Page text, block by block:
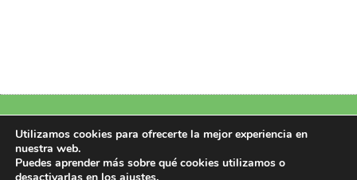
Política de Privacidad |Política de Cookies |Aviso Legal|Más información
Copyright 2026 © Design by Perfectoweb.Net
Utilizamos cookies para ofrecerte la mejor experiencia en
nuestra web.
Puedes aprender más sobre qué cookies utilizamos o